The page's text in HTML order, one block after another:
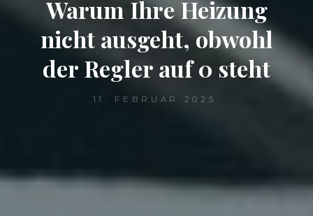
Warum Ihre Heizung
nicht ausgeht, obwohl
der Regler auf 0 steht
11. FEBRUAR 2025